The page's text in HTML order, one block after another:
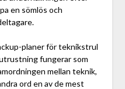
en sömlös och
planer för teknikstrul
fungerar som
mellan teknik,
ord en av de mest